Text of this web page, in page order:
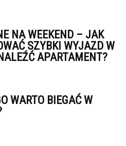
NA WEEKEND – JAK
SZYBKI WYJAZD W
APARTAMENT?
WARTO BIEGAĆ W